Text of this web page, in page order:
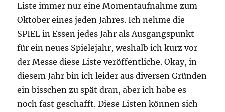
Liste immer nur eine Momentaufnahme zum
Oktober eines jeden Jahres. Ich nehme die
SPIEL in Essen jedes Jahr als Ausgangspunkt
für ein neues Spielejahr, weshalb ich kurz vor
der Messe diese Liste veröffentliche. Okay, in
diesem Jahr bin ich leider aus diversen Gründen
ein bisschen zu spät dran, aber ich habe es
noch fast geschafft. Diese Listen können sich